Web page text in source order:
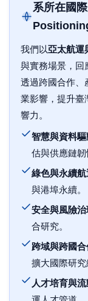
系所在國
我們以亞太航運
與實務場景，回
透過跨國合作、
業影響，提升臺
響力。
智慧與資料驅
估與供應鏈韌
綠色與永續航
與港埠永續。
安全與風險治
合研究。
跨域與跨國合
擴大國際研究
人才培育與